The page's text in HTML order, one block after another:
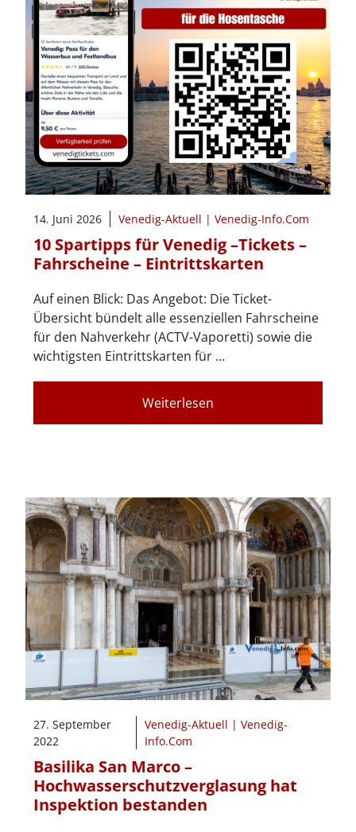
14. Juni 2026 Venedig-Aktuell | Venedig-Info.Com
10 Spartipps für Venedig –Tickets –
Fahrscheine – Eintrittskarten
Auf einen Blick: Das Angebot: Die Ticket-
Übersicht bündelt alle essenziellen Fahrscheine
für den Nahverkehr (ACTV-Vaporetti) sowie die
wichtigsten Eintrittskarten für …
Weiterlesen
27. September
2022
Venedig-Aktuell | Venedig-
Info.Com
Basilika San Marco –
Hochwasserschutzverglasung hat
Inspektion bestanden